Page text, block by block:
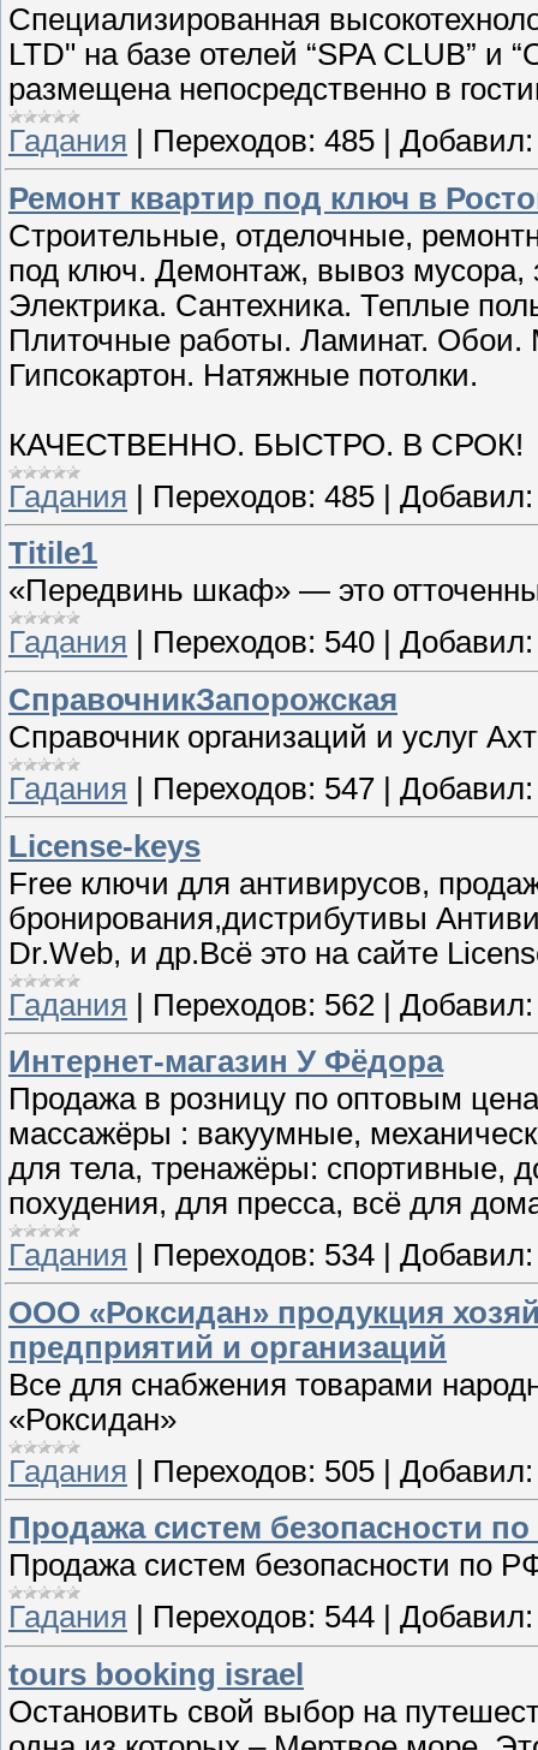
Специализированная
LTD" на базе отелей “SPA CLUB” и
размещена непосредственно в
Гадания
Переходов: 485
Добавил:
Ремонт квартир под ключ в
Строительные, отделочные,
под ключ. Демонтаж, вывоз мусора,
Электрика. Сантехника. Теплые
Плиточные работы. Ламинат.
Гипсокартон. Натяжные потолки.
КАЧЕСТВЕННО. БЫСТРО. В СРОК!
Гадания | Переходов: 485 | Добавил:
Titile1
«Передвинь шкаф» — это
Гадания
Переходов: 540
Добавил:
СправочникЗапорожская
Справочник организаций и услуг
Гадания
Переходов: 547
Добавил:
License-keys
Free ключи для антивирусов,
бронирования,дистрибутивы
Dr.Web, и др.Всё это на сайте
Гадания | Переходов: 562 | Добавил:
Интернет-магазин У Фёдора
Продажа в розницу по оптовым
массажёры : вакуумные,
для тела, тренажёры: спортивные,
похудения, для пресса, всё для
Гадания
Переходов: 534
Добавил:
ООО «Роксидан» продукция
предприятий и организаций
Все для снабжения товарами
«Роксидан»
Гадания
Переходов: 505
Добавил:
Продажа систем безопасности
Продажа систем безопасности
Гадания
Переходов: 544
Добавил:
tours booking israel
Остановить свой выбор на